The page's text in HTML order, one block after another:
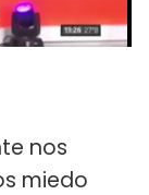
nos
miedo